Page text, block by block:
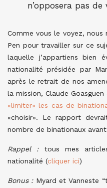
n’opposera pas de
Comme vous le voyez, nous
Pen pour travailler sur ce
laquelle j’appartiens bien
nationalité présidée par
après le retrait de nos
la mission, Claude
«limiter» les cas de
«choisir». Le rapport
nombre de binationaux
Rappel :tous mes
nationalité (cliquer ici)
Bonus :Myard et Vanneste